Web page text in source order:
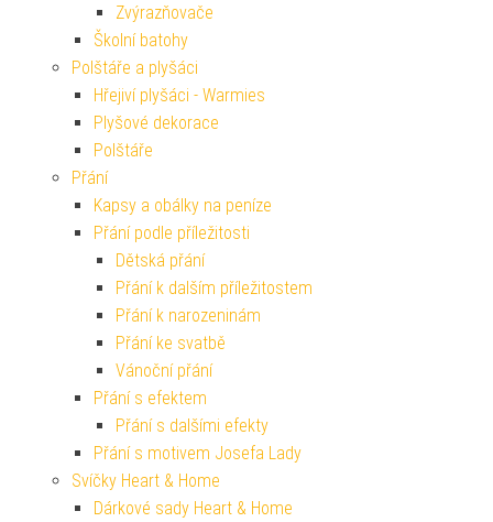
Zvýrazňovače
Školní batohy
Polštáře a plyšáci
Hřejiví plyšáci - Warmies
Plyšové dekorace
Polštáře
Přání
Kapsy a obálky na peníze
Přání podle příležitosti
Dětská přání
Přání k dalším příležitostem
Přání k narozeninám
Přání ke svatbě
Vánoční přání
Přání s efektem
Přání s dalšími efekty
Přání s motivem Josefa Lady
Svíčky Heart & Home
Dárkové sady Heart & Home